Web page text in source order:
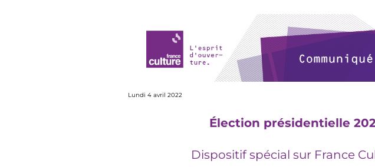
Lundi 4 avril 2022
Élection présidentielle
Dispositif spécial sur France